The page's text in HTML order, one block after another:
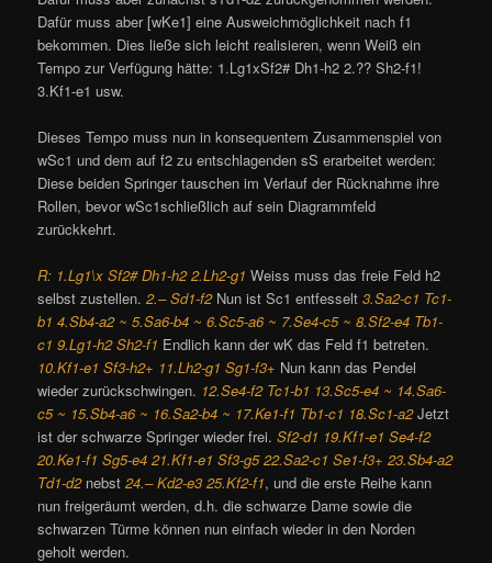
Dafür muss aber [wKe1] eine Ausweichmöglichkeit nach f1
bekommen. Dies ließe sich leicht realisieren, wenn Weiß ein
Tempo zur Verfügung hätte: 1.Lg1xSf2# Dh1-h2 2.?? Sh2-f1!
3.Kf1-e1 usw.
Dieses Tempo muss nun in konsequentem Zusammenspiel von
wSc1 und dem auf f2 zu entschlagenden sS erarbeitet werden:
Diese beiden Springer tauschen im Verlauf der Rücknahme ihre
Rollen, bevor wSc1schließlich auf sein Diagrammfeld
zurückkehrt.
R: 1.Lg1\x Sf2# Dh1-h2 2.Lh2-g1 Weiss muss das freie Feld h2
selbst zustellen.2.– Sd1-f2Nun ist Sc1 entfesselt3.Sa2-c1 Tc1-
b1 4.Sb4-a2 ~ 5.Sa6-b4 ~ 6.Sc5-a6 ~ 7.Se4-c5 ~ 8.Sf2-e4 Tb1-
c1 9.Lg1-h2 Sh2-f1 Endlich kann der wK das Feld f1 betreten.
10.Kf1-e1 Sf3-h2+ 11.Lh2-g1 Sg1-f3+ Nun kann das Pendel
wieder zurückschwingen. 12.Se4-f2 Tc1-b1 13.Sc5-e4 ~ 14.Sa6-
c5 ~ 15.Sb4-a6 ~ 16.Sa2-b4 ~ 17.Ke1-f1 Tb1-c1 18.Sc1-a2Jetzt
ist der schwarze Springer wieder frei.Sf2-d1 19.Kf1-e1 Se4-f2
20.Ke1-f1 Sg5-e4 21.Kf1-e1 Sf3-g5 22.Sa2-c1 Se1-f3+ 23.Sb4-a2
Td1-d2nebst24.– Kd2-e3 25.Kf2-f1, und die erste Reihe kann
nun freigeräumt werden, d.h. die schwarze Dame sowie die
schwarzen Türme können nun einfach wieder in den Norden
geholt werden.